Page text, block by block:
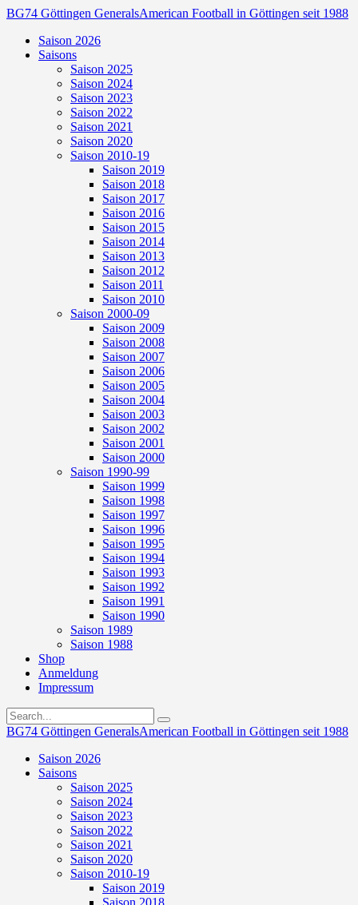
BG74 Göttingen GeneralsAmerican Football in Göttingen seit 1988
Saison 2026
Saisons
Saison 2025
Saison 2024
Saison 2023
Saison 2022
Saison 2021
Saison 2020
Saison 2010-19
Saison 2019
Saison 2018
Saison 2017
Saison 2016
Saison 2015
Saison 2014
Saison 2013
Saison 2012
Saison 2011
Saison 2010
Saison 2000-09
Saison 2009
Saison 2008
Saison 2007
Saison 2006
Saison 2005
Saison 2004
Saison 2003
Saison 2002
Saison 2001
Saison 2000
Saison 1990-99
Saison 1999
Saison 1998
Saison 1997
Saison 1996
Saison 1995
Saison 1994
Saison 1993
Saison 1992
Saison 1991
Saison 1990
Saison 1989
Saison 1988
Shop
Anmeldung
Impressum
BG74 Göttingen GeneralsAmerican Football in Göttingen seit 1988
Saison 2026
Saisons
Saison 2025
Saison 2024
Saison 2023
Saison 2022
Saison 2021
Saison 2020
Saison 2010-19
Saison 2019
Saison 2018